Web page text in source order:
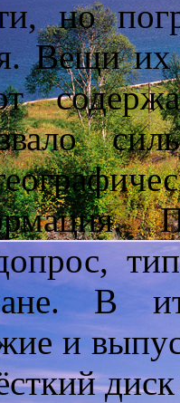
но
Вещи их
В
и
диск